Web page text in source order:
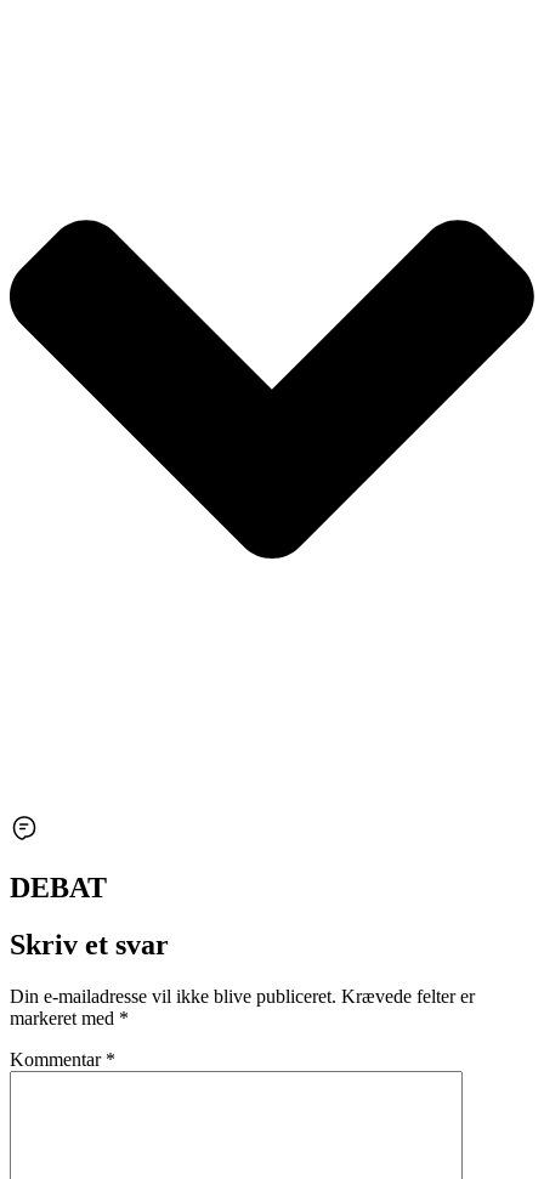
DEBAT
Skriv et svar
Din e-mailadresse vil ikke blive publiceret. Krævede felter er
markeret med *
Kommentar *